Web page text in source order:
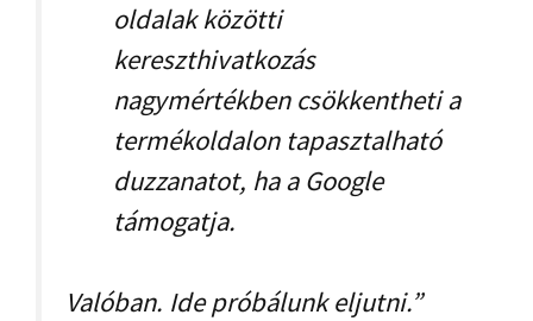
oldalak közötti
kereszthivatkozás
nagymértékben csökkentheti a
termékoldalon tapasztalható
duzzanatot, ha a Google
támogatja.
Valóban. Ide próbálunk eljutni.”